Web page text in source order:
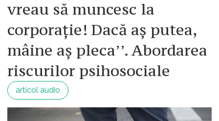
vreau să muncesc la
corporație! Dacă aș putea,
mâine aș pleca’’. Abordarea
riscurilor psihosociale
articol audio